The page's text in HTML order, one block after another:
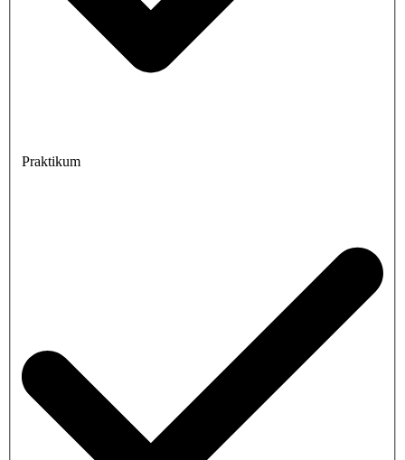
Praktikum